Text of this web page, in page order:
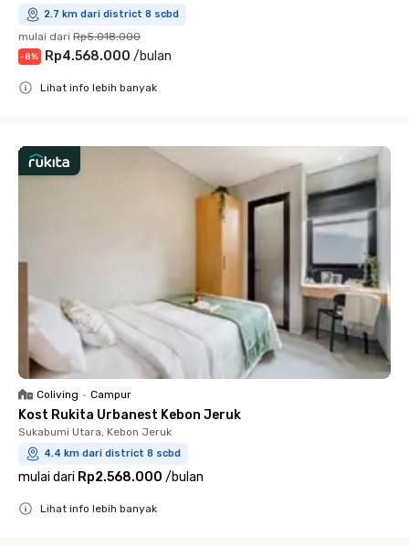
2.7 km dari district 8 scbd
mulai dari Rp5.018.000
-8% Rp4.568.000 /bulan
Lihat info lebih banyak
Coliving • Campur
Kost Rukita Urbanest Kebon Jeruk
Sukabumi Utara, Kebon Jeruk
4.4 km dari district 8 scbd
mulai dari Rp2.568.000 /bulan
Lihat info lebih banyak